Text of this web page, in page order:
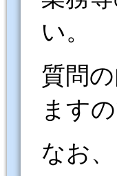
い。
質問
ます
なお